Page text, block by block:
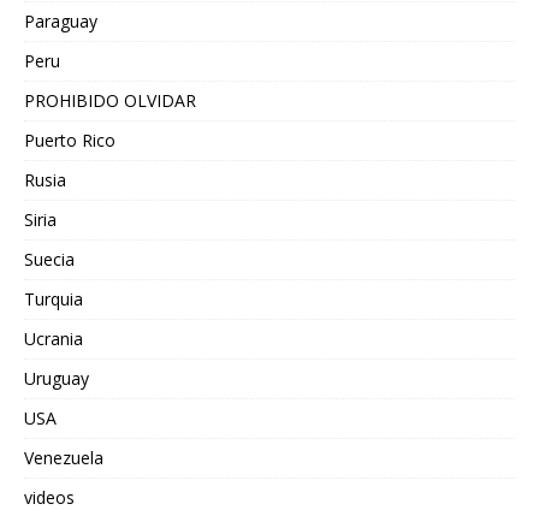
Paraguay
Peru
PROHIBIDO OLVIDAR
Puerto Rico
Rusia
Siria
Suecia
Turquia
Ucrania
Uruguay
USA
Venezuela
videos